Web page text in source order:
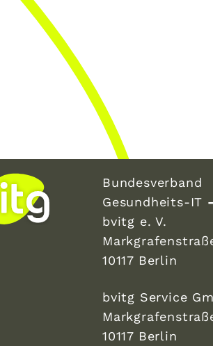
Bundesverband
Gesundheits-IT
bvitg e. V.
10117 Berlin
bvitg Service
10117 Berlin